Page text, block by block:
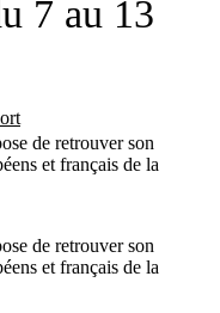
7 au 13
de retrouver son
et français de la
de retrouver son
et français de la